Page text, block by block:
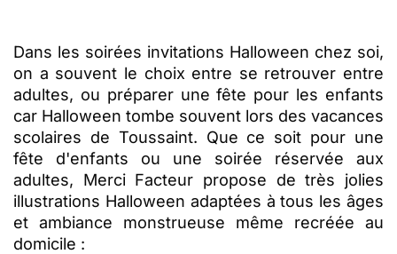
Dans les soirées invitations Halloween chez soi,
on a souvent le choix entre se retrouver entre
adultes, ou préparer une fête pour les enfants
car Halloween tombe souvent lors des vacances
scolaires de Toussaint. Que ce soit pour une
fête d'enfants ou une soirée réservée aux
adultes, Merci Facteur propose de très jolies
illustrations Halloween adaptées à tous les âges
et ambiance monstrueuse même recréée au
domicile :